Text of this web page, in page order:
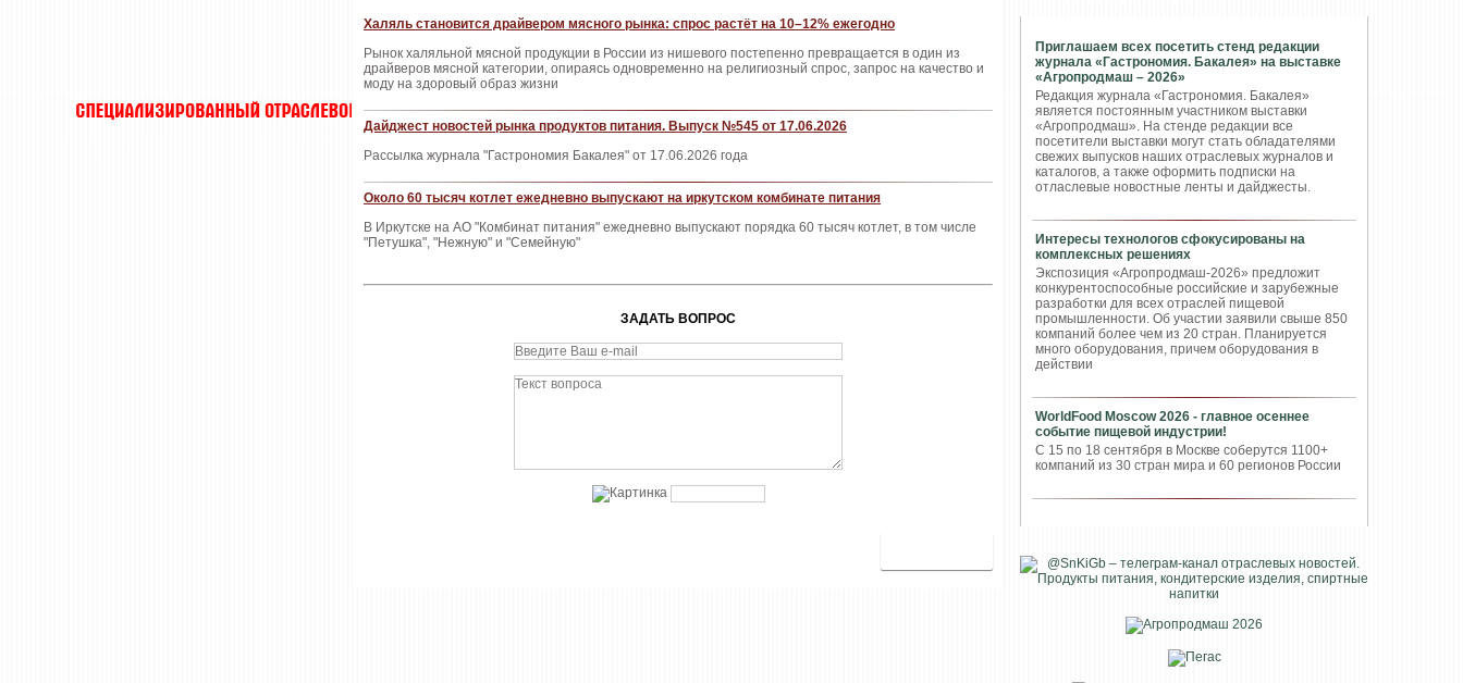
Приглашаем всех посетить стенд редакции
журнала «Гастрономия. Бакалея» на выставке
«Агропродмаш – 2026»
Редакция журнала «Гастрономия. Бакалея»
является постоянным участником выставки
«Агропродмаш». На стенде редакции все
посетители выставки могут стать обладателями
свежих выпусков наших отраслевых журналов и
каталогов, а также оформить подписки на
отласлевые новостные ленты и дайджесты.
Интересы технологов сфокусированы на
комплексных решениях
Экспозиция «Агропродмаш-2026» предложит
конкурентоспособные российские и зарубежные
разработки для всех отраслей пищевой
промышленности. Об участии заявили свыше 850
компаний более чем из 20 стран. Планируется
много оборудования, причем оборудования в
действии
WorldFood Moscow 2026 - главное осеннее
событие пищевой индустрии!
С 15 по 18 сентября в Москве соберутся 1100+
компаний из 30 стран мира и 60 регионов России
Халяль становится драйвером мясного рынка: спрос растёт на 10–12% ежегодно
Рынок халяльной мясной продукции в России из нишевого постепенно превращается в один из
драйверов мясной категории, опираясь одновременно на религиозный спрос, запрос на качество и
моду на здоровый образ жизни
Дайджест новостей рынка продуктов питания. Выпуск №545 от 17.06.2026
Рассылка журнала "Гастрономия Бакалея" от 17.06.2026 года
Около 60 тысяч котлет ежедневно выпускают на иркутском комбинате питания
В Иркутске на АО "Комбинат питания" ежедневно выпускают порядка 60 тысяч котлет, в том числе
"Петушка", "Нежную" и "Семейную"
ЗАДАТЬ ВОПРОС